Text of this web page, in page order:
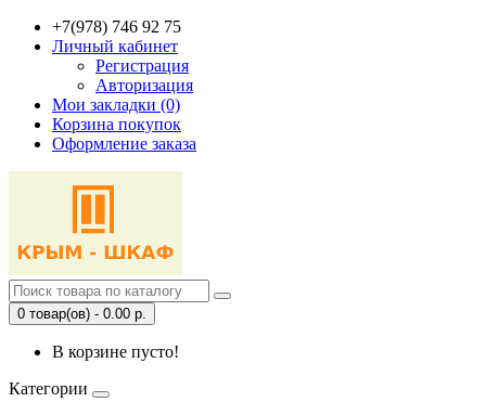
+7(978) 746 92 75
Личный кабинет
Регистрация
Авторизация
Мои закладки (0)
Корзина покупок
Оформление заказа
0 товар(ов) - 0.00 р.
В корзине пусто!
Категории